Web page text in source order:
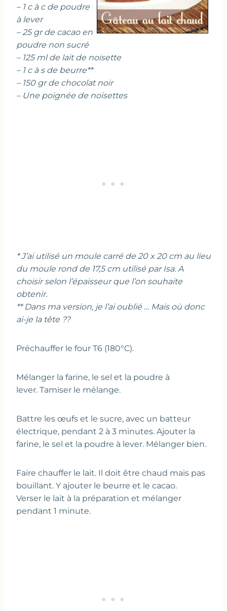
– 1 c à c de poudre
à lever
– 25 gr de cacao en
poudre non sucré
– 125 ml de lait de noisette
– 1 c à s de beurre**
– 150 gr de chocolat noir
– Une poignée de noisettes
* J’ai utilisé un moule carré de 20 x 20 cm au lieu
du moule rond de 17,5 cm utilisé par Isa. A
choisir selon l’épaisseur que l’on souhaite
obtenir.
** Dans ma version, je l’ai oublié … Mais où donc
ai-je la tête ??
Préchauffer le four T6 (180°C).
Mélanger la farine, le sel et la poudre à
lever. Tamiser le mélange.
Battre les œufs et le sucre, avec un batteur
électrique, pendant 2 à 3 minutes. Ajouter la
farine, le sel et la poudre à lever. Mélanger bien.
Faire chauffer le lait. Il doit être chaud mais pas
bouillant. Y ajouter le beurre et le cacao.
Verser le lait à la préparation et mélanger
pendant 1 minute.